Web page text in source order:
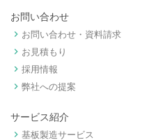
お問い合わせ
keyboard_arrow_right お問い合わせ・資料請求
keyboard_arrow_right お見積もり
keyboard_arrow_right 採用情報
keyboard_arrow_right 弊社への提案
サービス紹介
keyboard_arrow_right 基板製造サービス